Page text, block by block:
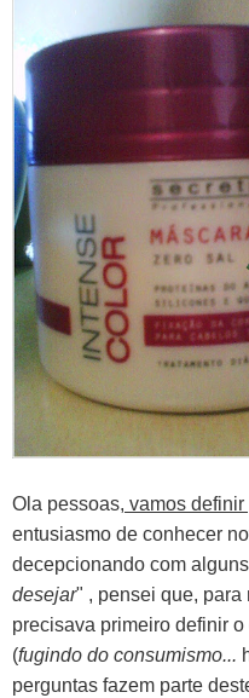
Ola pessoas, vamos
entusiasmo de conhecer
decepcionando com
desejar" , pensei que, para
precisava primeiro definir
(fugindo do consumismo...
perguntas fazem parte